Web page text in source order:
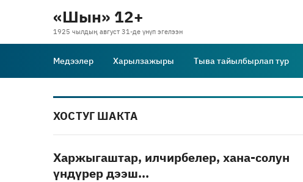
«Шын» 12+
1925 чылдың август 31-де үнүп эгелээн
Медээлер Харылзажыры Тыва тайылбырлап тур
ХОСТУГ ШАКТА
Харжыгаштар, илчирбелер, хана-солун
үндүрер дээш...